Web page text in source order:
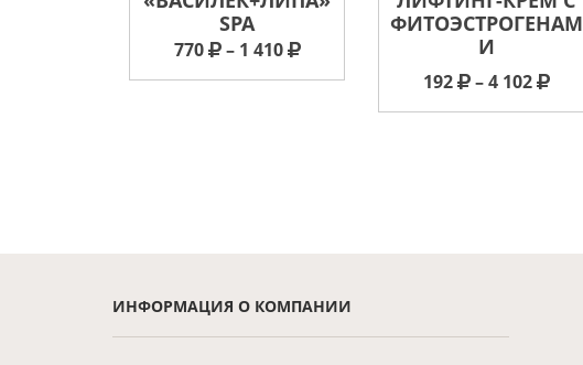
SPA
770 – 1 410
ФИТОЭСТРОГЕНАМ
И
192 – 4 102
ИНФОРМАЦИЯ О КОМПАНИИ